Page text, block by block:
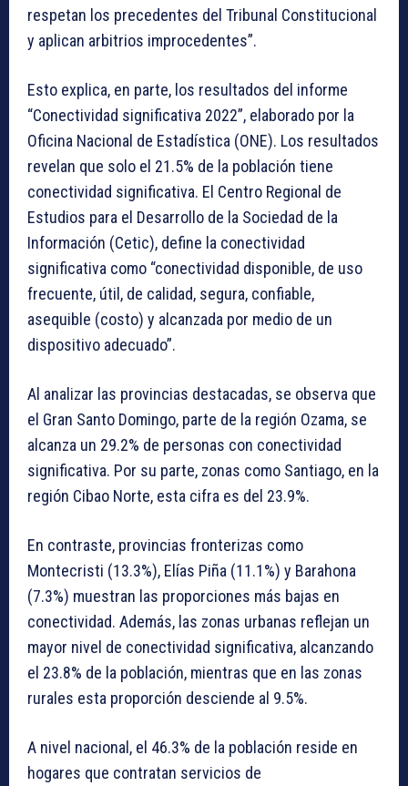
respetan los precedentes del Tribunal Constitucional
y aplican arbitrios improcedentes”.
Esto explica, en parte, los resultados del informe
“Conectividad significativa 2022”, elaborado por la
Oficina Nacional de Estadística (ONE). Los resultados
revelan que solo el 21.5% de la población tiene
conectividad significativa. El Centro Regional de
Estudios para el Desarrollo de la Sociedad de la
Información (Cetic), define la conectividad
significativa como “conectividad disponible, de uso
frecuente, útil, de calidad, segura, confiable,
asequible (costo) y alcanzada por medio de un
dispositivo adecuado”.
Al analizar las provincias destacadas, se observa que
el Gran Santo Domingo, parte de la región Ozama, se
alcanza un 29.2% de personas con conectividad
significativa. Por su parte, zonas como Santiago, en la
región Cibao Norte, esta cifra es del 23.9%.
En contraste, provincias fronterizas como
Montecristi (13.3%), Elías Piña (11.1%) y Barahona
(7.3%) muestran las proporciones más bajas en
conectividad. Además, las zonas urbanas reflejan un
mayor nivel de conectividad significativa, alcanzando
el 23.8% de la población, mientras que en las zonas
rurales esta proporción desciende al 9.5%.
A nivel nacional, el 46.3% de la población reside en
hogares que contratan servicios de